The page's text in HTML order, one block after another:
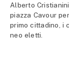
Alberto
piazza Cavour
primo cittadino, i
neo eletti.